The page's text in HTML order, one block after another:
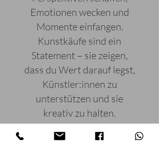
Emotionen wecken und
Momente einfangen.
Kunstkäufe sind ein
Statement – sie zeigen,
dass du Wert darauf legst,
Künstler:innen zu
unterstützen und sie
kreativ zu halten.